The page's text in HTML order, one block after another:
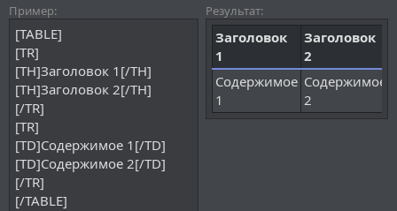
Пример:
[TABLE]
[TR]
[TH]Заголовок 1[/TH]
[TH]Заголовок 2[/TH]
[/TR]
[TR]
[TD]Содержимое 1[/TD]
[TD]Содержимое 2[/TD]
[/TR]
[/TABLE]
Результат:
Заголовок
1
Заголовок
2
Содержимое
1
Содержимое
2